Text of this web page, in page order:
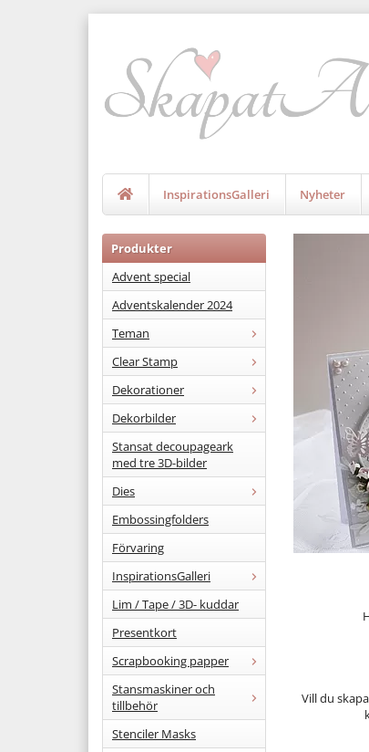
InspirationsGalleri Nyheter
Produkter
Advent special
Adventskalender 2024
Teman
Clear Stamp
Dekorationer
Dekorbilder
Stansat decoupageark
med tre 3D-bilder
Dies
Embossingfolders
Förvaring
InspirationsGalleri
Lim / Tape / 3D- kuddar
Presentkort
Scrapbooking papper
Stansmaskiner och
tillbehör
Stenciler Masks
Vill du